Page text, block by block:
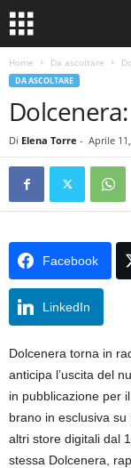
Home Da ascoltare
DA ASCOLTARE
Di Elena Torre - Aprile
Facebook
LinkedIn
Dolcenera torna in
anticipa l’uscita del
in pubblicazione per
brano in esclusiva
altri store digitali dal
stessa Dolcenera,